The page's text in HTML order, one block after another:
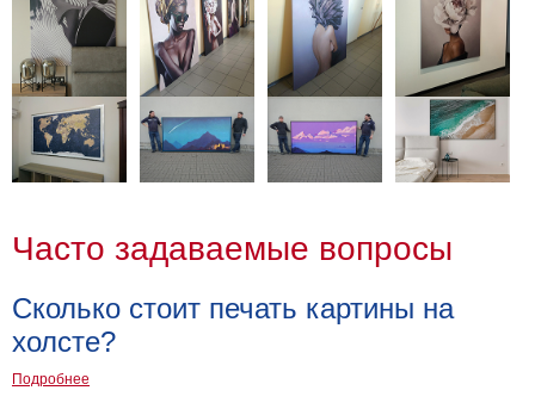
Детские
Черно
белые
Автомобили
Девушки
Ретро
В
Игровые
В
офис
Цветы
Рок
Часто задаваемые вопросы
Сколько стоит печать картины на
холсте?
Подробнее